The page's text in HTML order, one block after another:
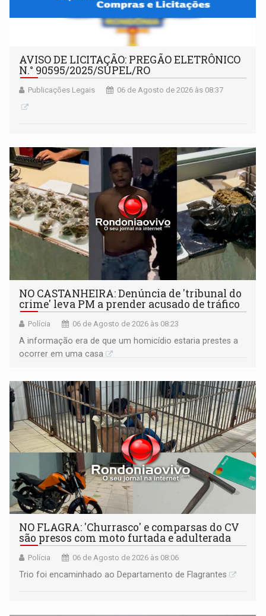
AVISO DE LICITAÇÃO: PREGÃO ELETRÔNICO
N.° 90595/2025/SUPEL/RO
Publicações Legais 06 de Agosto de 2026 às 08:37
NO CASTANHEIRA: ​Denúncia de 'tribunal do
crime' leva PM a prender acusado de tráfico
Polícia 06 de Agosto de 2026 às 08:23
A informação era de que um homicídio estaria prestes a
ocorrer em uma casa
NO FLAGRA: 'Churrasco' e comparsas do CV
são presos com moto furtada e adulterada
Polícia 06 de Agosto de 2026 às 08:06
Trio foi encaminhado ao Departamento de Flagrantes